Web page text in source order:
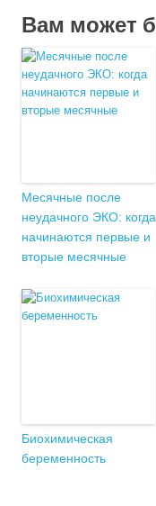
Вам может
Месячные после
неудачного ЭКО: когда
начинаются первые и
вторые месячные
Биохимическая
беременность